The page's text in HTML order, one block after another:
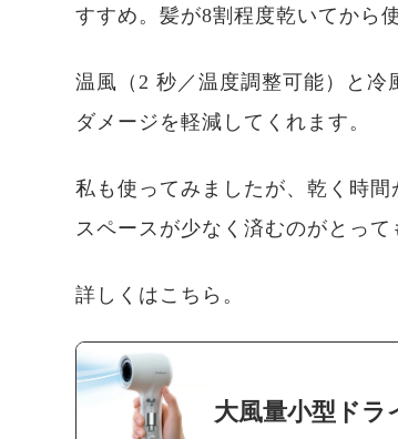
すすめ。髪が8割程度乾いてから
温風（2 秒／温度調整可能）と冷
ダメージを軽減してくれます。
私も使ってみましたが、乾く時
スペースが少なく済むのがとって
詳しくはこちら。
大風量小型ド